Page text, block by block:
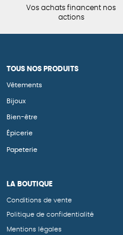
Vos achats financent nos
actions
TOUS NOS PRODUITS
Vêtements
Bijoux
Bien-être
Épicerie
Papeterie
LA BOUTIQUE
Conditions de vente
Politique de confidentialité
Mentions légales